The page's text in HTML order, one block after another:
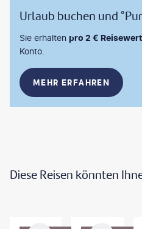
Urlaub buchen und
Sie erhalten pro 2 €
Konto.
MEHR ERFAHREN
Diese Reisen könnten